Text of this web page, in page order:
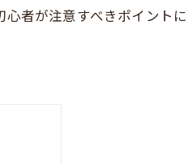
者が注意すべきポイント